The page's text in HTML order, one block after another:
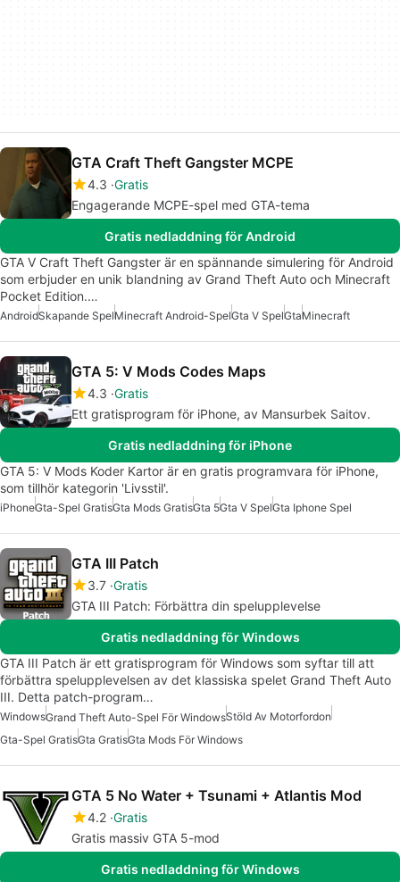
GTA Craft Theft Gangster MCPE
4.3 Gratis
Engagerande MCPE-spel med GTA-tema
Gratis nedladdning för Android
GTA V Craft Theft Gangster är en spännande simulering för Android
som erbjuder en unik blandning av Grand Theft Auto och Minecraft
Pocket Edition.…
AndroidSkapande SpelMinecraft Android-SpelGta V SpelGtaMinecraft
GTA 5: V Mods Codes Maps
4.3 Gratis
Ett gratisprogram för iPhone, av Mansurbek Saitov.
Gratis nedladdning för iPhone
GTA 5: V Mods Koder Kartor är en gratis programvara för iPhone,
som tillhör kategorin 'Livsstil'.
iPhoneGta-Spel GratisGta Mods GratisGta 5Gta V SpelGta Iphone Spel
GTA III Patch
3.7 Gratis
GTA III Patch: Förbättra din spelupplevelse
Gratis nedladdning för Windows
GTA III Patch är ett gratisprogram för Windows som syftar till att
förbättra spelupplevelsen av det klassiska spelet Grand Theft Auto
III. Detta patch-program…
WindowsGrand Theft Auto-Spel För WindowsStöld Av Motorfordon
Gta-Spel GratisGta GratisGta Mods För Windows
GTA 5 No Water + Tsunami + Atlantis Mod
4.2 Gratis
Gratis massiv GTA 5-mod
Gratis nedladdning för Windows